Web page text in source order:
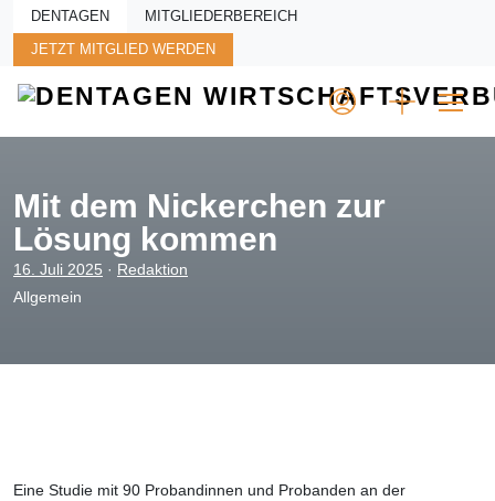
Skip to main content
DENTAGEN MITGLIEDERBEREICH
JETZT MITGLIED WERDEN
Mit dem Nickerchen zur
Lösung kommen
16. Juli 2025 · Redaktion
Allgemein
Eine Studie mit 90 Probandinnen und Probanden an der